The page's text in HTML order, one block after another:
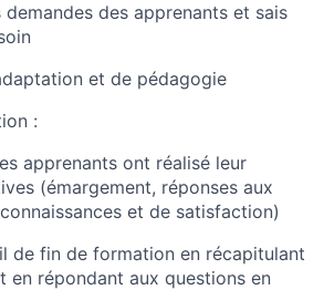
des apprenants et sais
et de pédagogie
:
apprenants ont réalisé leur
(émargement, réponses aux
et de satisfaction)
de fin de formation en récapitulant
en répondant aux questions en